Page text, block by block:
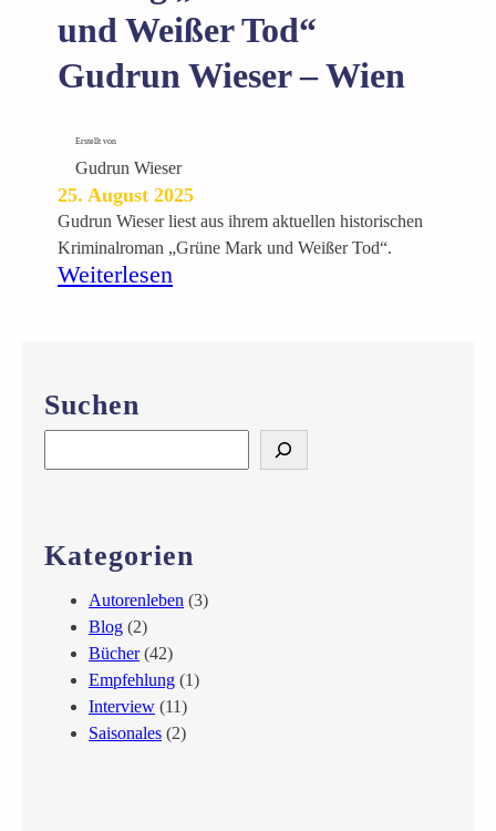
s
e
–
s
s
a
i
l
W
e
i
T
o
d
“
G
i
e
–
i
e
n
M
und Weißer Tod“
Gudrun Wieser – Wien
Erstellt von
Gudrun Wieser
25. August 2025
Gudrun Wieser liest aus ihrem aktuellen historischen
Kriminalroman „Grüne Mark und Weißer Tod“.
Weiterlesen
g
n
e
M
a
r
k
u
n
Suchen
e
c
Kategorien
Autorenleben (3)
Blog (2)
Bücher(42)
Empfehlung (1)
Interview (11)
Saisonales (2)